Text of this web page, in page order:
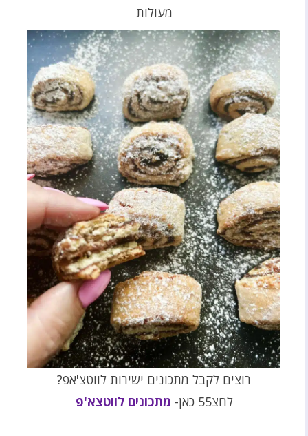
מעולות
רוצים לקבל מתכונים ישירות לווטצ'אפ?
לחצ55 כאן-
מתכונים לווטצא'פ